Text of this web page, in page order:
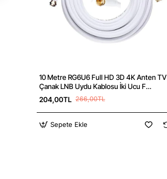
10 Metre RG6U6 Full HD 3D 4K Anten TV
Çanak LNB Uydu Kablosu İki Ucu F
Konnetkör
204,00TL 266,00TL
Sepete Ekle